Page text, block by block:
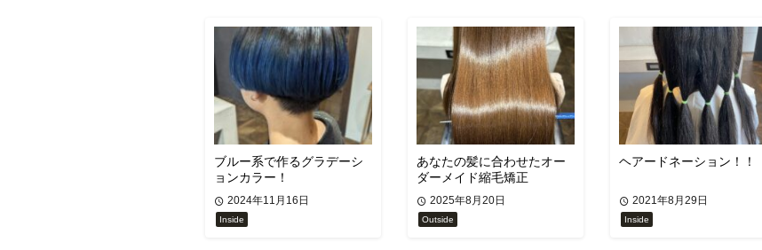
ブルー系で作るグラデーシ
ョンカラー！
2024年11月16日
Inside
あなたの髪に合わせたオー
ダーメイド縮毛矯正
2025年8月20日
Outside
ヘアードネーション！！
2021年8月29日
Inside